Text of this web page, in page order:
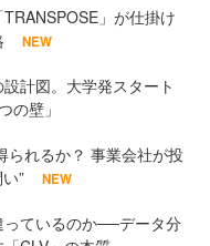
」が仕掛け
NEW
計図。大学発スタート
の壁」
られるか？ 事業会社が投
”
NEW
っているのか──データ分